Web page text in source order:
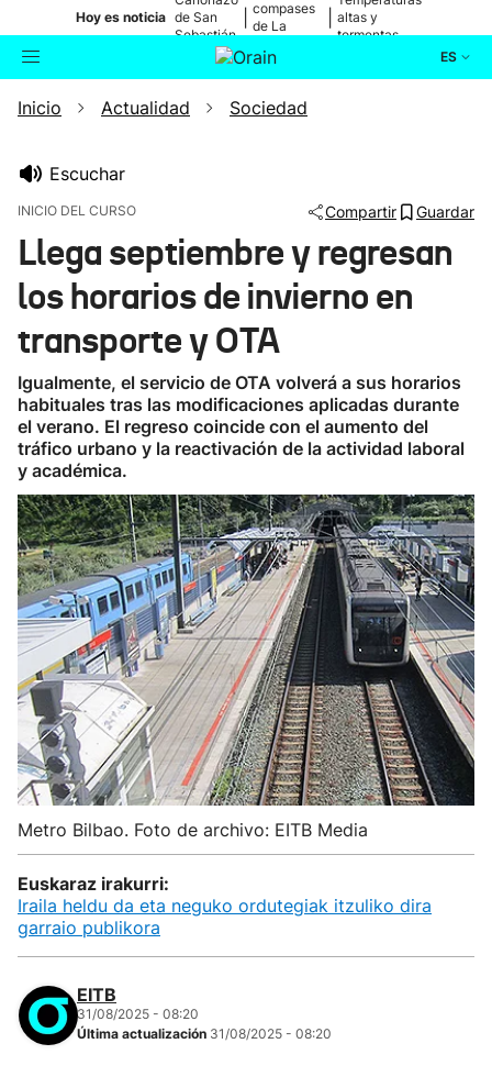
Hoy es noticia de San
Sebastián
compases
de La
altas y
tormentas
ES
Buscador Actualidad
Ikusmiran
Eguraldia
Inicio Actualidad Sociedad
Escuchar
INICIO DEL CURSO Compartir Guardar
Llega septiembre y regresan
los horarios de invierno en
transporte y OTA
Igualmente, el servicio de OTA volverá a sus horarios
habituales tras las modificaciones aplicadas durante
el verano. El regreso coincide con el aumento del
tráfico urbano y la reactivación de la actividad laboral
y académica.
Metro Bilbao. Foto de archivo: EITB Media
Euskaraz irakurri:
Iraila heldu da eta neguko ordutegiak itzuliko dira
garraio publikora
EITB
31/08/2025 - 08:20
Última actualización 31/08/2025 - 08:20